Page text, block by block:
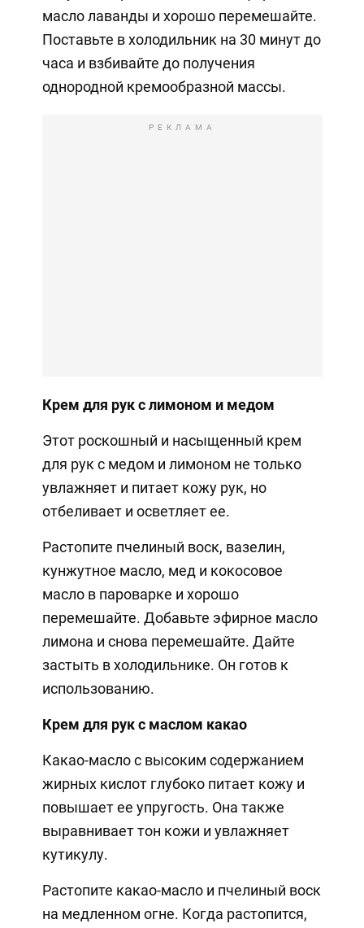
масло лаванды и хорошо перемешайте.
Поставьте в холодильник на 30 минут до
часа и взбивайте до получения
однородной кремообразной массы.
РЕКЛАМА
Крем для рук с лимоном и медом
Этот роскошный и насыщенный крем
для рук с медом и лимоном не только
увлажняет и питает кожу рук, но
отбеливает и осветляет ее.
Растопите пчелиный воск, вазелин,
кунжутное масло, мед и кокосовое
масло в пароварке и хорошо
перемешайте. Добавьте эфирное масло
лимона и снова перемешайте. Дайте
застыть в холодильнике. Он готов к
использованию.
Крем для рук с маслом какао
Какао-масло с высоким содержанием
жирных кислот глубоко питает кожу и
повышает ее упругость. Она также
выравнивает тон кожи и увлажняет
кутикулу.
Растопите какао-масло и пчелиный воск
на медленном огне. Когда растопится,